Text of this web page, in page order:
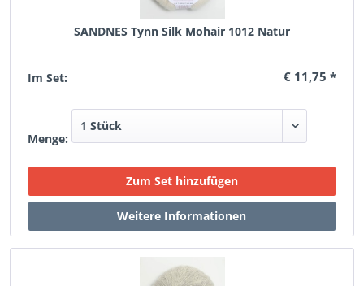
SANDNES Tynn Silk Mohair 1012 Natur
Im Set: € 11,75 *
Menge: